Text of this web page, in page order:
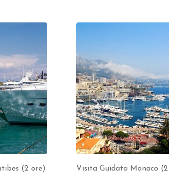
(2 ore) Visita Guidata Monaco (2